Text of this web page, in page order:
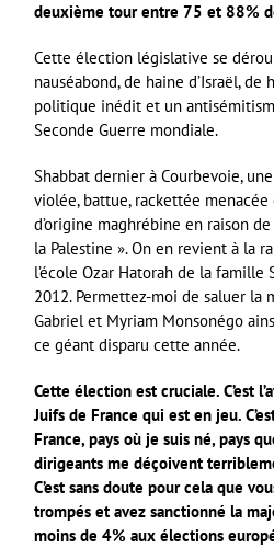
deuxième tour entre 75 et 88%
Cette élection législative se
nauséabond, de haine d’Israël, de
politique inédit et un
Seconde Guerre mondiale.
Shabbat dernier à Courbevoie,
violée, battue, rackettée
d’origine maghrébine en raison
la Palestine ». On en revient à la
l’école Ozar Hatorah de la famille
2012. Permettez-moi de saluer la
Gabriel et Myriam Monsonégo
ce géant disparu cette année.
Cette élection est cruciale. C’est
Juifs de France qui est en jeu.
France, pays où je suis né, pays
dirigeants me déçoivent
C’est sans doute pour cela que
trompés et avez sanctionné la
moins de 4% aux élections